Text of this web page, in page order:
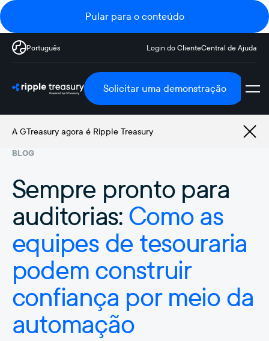
Pular para o conteúdo
Português Login do ClienteCentral de Ajuda
Solicitar uma demonstração
A GTreasury agora é Ripple Treasury
BLOG
Sempre pronto para
auditorias: Como as
equipes de tesouraria
podem construir
confiança por meio da
automação